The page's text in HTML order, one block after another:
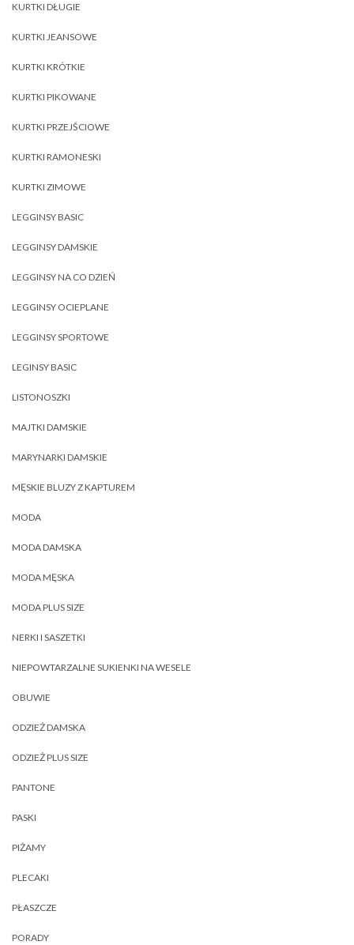
KURTKI DŁUGIE
KURTKI JEANSOWE
KURTKI KRÓTKIE
KURTKI PIKOWANE
KURTKI PRZEJŚCIOWE
KURTKI RAMONESKI
KURTKI ZIMOWE
LEGGINSY BASIC
LEGGINSY DAMSKIE
LEGGINSY NA CO DZIEŃ
LEGGINSY OCIEPLANE
LEGGINSY SPORTOWE
LEGINSY BASIC
LISTONOSZKI
MAJTKI DAMSKIE
MARYNARKI DAMSKIE
MĘSKIE BLUZY Z KAPTUREM
MODA
MODA DAMSKA
MODA MĘSKA
MODA PLUS SIZE
NERKI I SASZETKI
NIEPOWTARZALNE SUKIENKI NA WESELE
OBUWIE
ODZIEŻ DAMSKA
ODZIEŻ PLUS SIZE
PANTONE
PASKI
PIŻAMY
PLECAKI
PŁASZCZE
PORADY